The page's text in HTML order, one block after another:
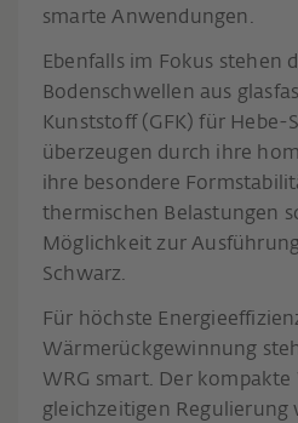
smarte Anwendungen.
Ebenfalls im Fokus stehen
Bodenschwellen aus
Kunststoff (GFK) für Hebe-
überzeugen durch ihre
ihre besondere
thermischen Belastungen
Möglichkeit zur
Schwarz.
Für höchste
Wärmerückgewinnung
WRG smart. Der
gleichzeitigen Regulierung